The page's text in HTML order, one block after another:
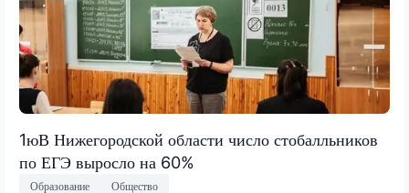
1юВ Нижегородской области число стобалльников
по ЕГЭ выросло на 60%
Образование Общество